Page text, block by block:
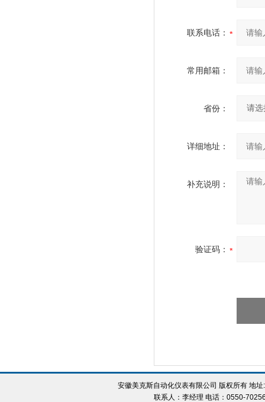
联系电话：
常用邮箱：
省份：
详细地址：
补充说明：
验证码：
安徽美克斯自动化仪表有限公司 版权所有 地
联系人：李经理 电话：0550-